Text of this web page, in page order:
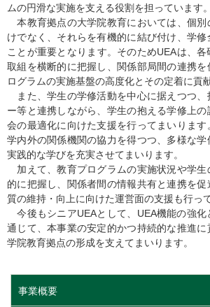
ムの円滑な実施を支える役割を担っています。
本教育拠点の大学院教育においては、個別
けでなく、それらを有機的に結び付け、学修
ことが重要となります。そのためUEAは、
取組を横断的に把握し、関係部局間の連携
ログラムの実施基盤の高度化とその定着に貢
また、学生の学修活動を中心に据えつつ、
ー等と連携しながら、学生の抱える学修上
会の最適化に向けた支援を行ってまいりま
学内外の関係機関の協力を得つつ、多様な学
実践的な学びを充実させてまいります。
加えて、教育プログラムの実施状況や学生
的に把握し、関係者間の情報共有と連携を
質の維持・向上に向けた運営面の支援も行っ
今後もシニアUEAとして、UEA機能の強化
通じて、本事業の安定的かつ持続的な推進
学院教育拠点の形成を支えてまいります。
事業概要